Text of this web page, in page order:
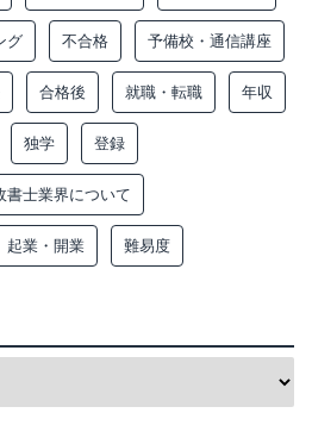
グ 不合格 予備校・通信講座
合格後 就職・転職 年収
独学 登録
書士業界について
起業・開業 難易度